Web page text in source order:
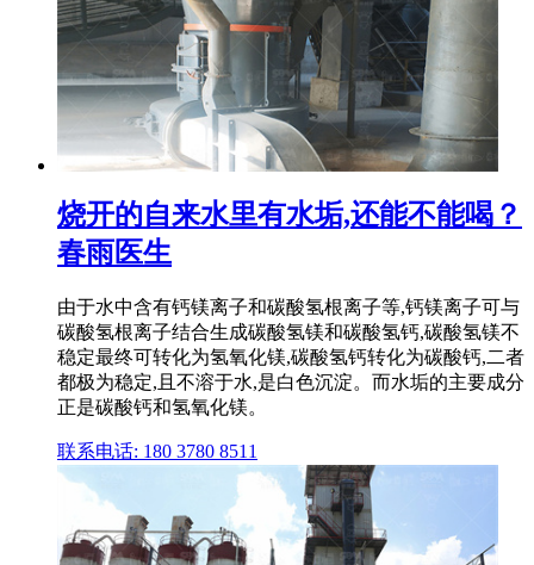
烧开的自来水里有水垢,还能不能喝？
春雨医生
由于水中含有钙镁离子和碳酸氢根离子等,钙镁离子可与
碳酸氢根离子结合生成碳酸氢镁和碳酸氢钙,碳酸氢镁不
稳定最终可转化为氢氧化镁,碳酸氢钙转化为碳酸钙,二者
都极为稳定,且不溶于水,是白色沉淀。而水垢的主要成分
正是碳酸钙和氢氧化镁。
联系电话: 180 3780 8511